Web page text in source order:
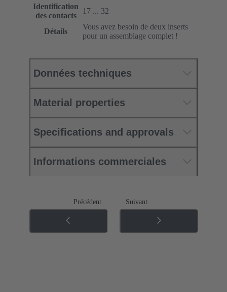
Identification
des contacts
17 ... 32
Détails
Vous avez besoin de deux inserts
pour un assemblage complet !
Données techniques
Material properties
Specifications and approvals
Informations commerciales
Précédent Suivant